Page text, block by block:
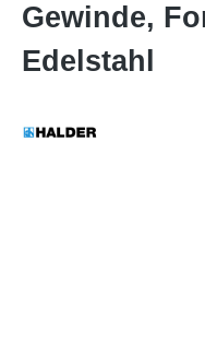
Gewinde,
Edelstahl